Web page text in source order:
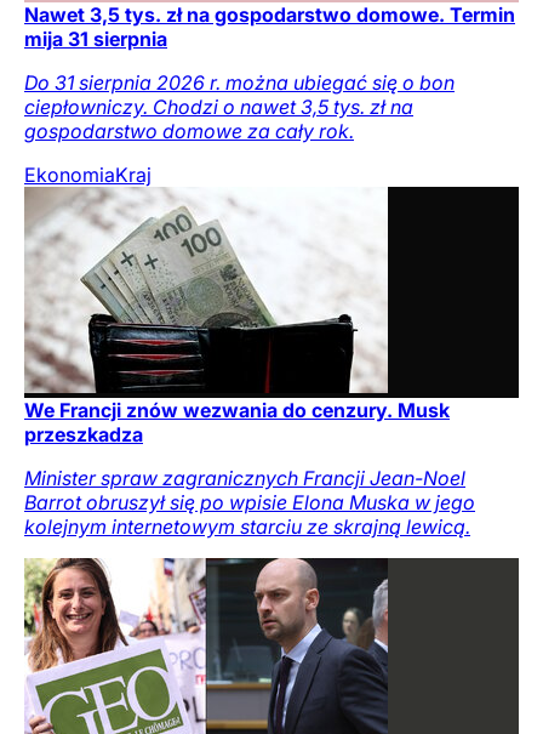
Nawet 3,5 tys. zł na gospodarstwo domowe. Termin
mija 31 sierpnia
Do 31 sierpnia 2026 r. można ubiegać się o bon
ciepłowniczy. Chodzi o nawet 3,5 tys. zł na
gospodarstwo domowe za cały rok.
EkonomiaKraj
We Francji znów wezwania do cenzury. Musk
przeszkadza
Minister spraw zagranicznych Francji Jean-Noel
Barrot obruszył się po wpisie Elona Muska w jego
kolejnym internetowym starciu ze skrajną lewicą.